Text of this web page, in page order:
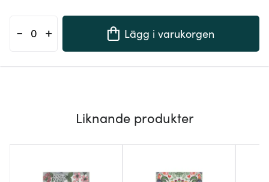
- + Lägg i varukorgen
Liknande produkter